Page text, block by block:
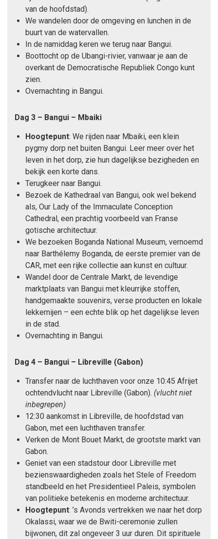
van de hoofdstad).
We wandelen door de omgeving en lunchen in de
buurt van de watervallen.
In de namiddag keren we terug naar Bangui.
Boottocht op de Ubangi-rivier, vanwaar je aan de
overkant de Democratische Republiek Congo kunt
zien.
Overnachting in Bangui.
Dag 3 – Bangui – Mbaiki
Hoogtepunt: We rijden naar Mbaiki, een klein
pygmy dorp net buiten Bangui. Leer meer over het
leven in het dorp, zie hun dagelijkse bezigheden en
bekijk een korte dans.
Terugkeer naar Bangui.
Bezoek de Kathedraal van Bangui, ook wel bekend
als, Our Lady of the Immaculate Conception
Cathedral, een prachtig voorbeeld van Franse
gotische architectuur.
We bezoeken Boganda National Museum, vernoemd
naar Barthélemy Boganda, de eerste premier van de
CAR, met een rijke collectie aan kunst en cultuur.
Wandel door de Centrale Markt, de levendige
marktplaats van Bangui met kleurrijke stoffen,
handgemaakte souvenirs, verse producten en lokale
lekkernijen – een echte blik op het dagelijkse leven
in de stad.
Overnachting in Bangui.
Dag 4 – Bangui – Libreville (Gabon)
Transfer naar de luchthaven voor onze 10:45 Afrijet
ochtendvlucht naar Libreville (Gabon). (vlucht niet
inbegrepen)
12:30 aankomst in Libreville, de hoofdstad van
Gabon, met een luchthaven transfer.
Verken de Mont Bouet Markt, de grootste markt van
Gabon.
Geniet van een stadstour door Libreville met
bezienswaardigheden zoals het Stele of Freedom
standbeeld en het Presidentieel Paleis, symbolen
van politieke betekenis en moderne architectuur.
Hoogtepunt: ’s Avonds vertrekken we naar het dorp
Okalassi, waar we de Bwiti-ceremonie zullen
bijwonen, dit zal ongeveer 3 uur duren. Dit spirituele